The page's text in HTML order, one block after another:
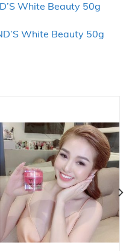
White Beauty 50g
White Beauty 50g